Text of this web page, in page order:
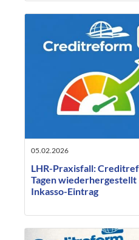
05.02.2026
LHR-Praxisfall:
Tagen
Inkasso-Eintrag